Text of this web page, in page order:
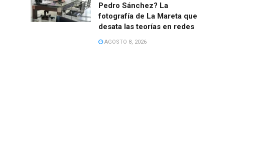
Pedro Sánchez? La
fotografía de La Mareta que
desata las teorías en redes
AGOSTO 8, 2026